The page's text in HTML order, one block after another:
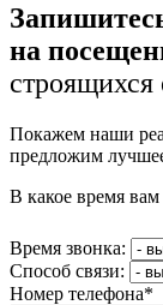
на
строящихся
Покажем наши
предложим
В какое время вам
Время звонка:
Способ связи:
Номер телефона*